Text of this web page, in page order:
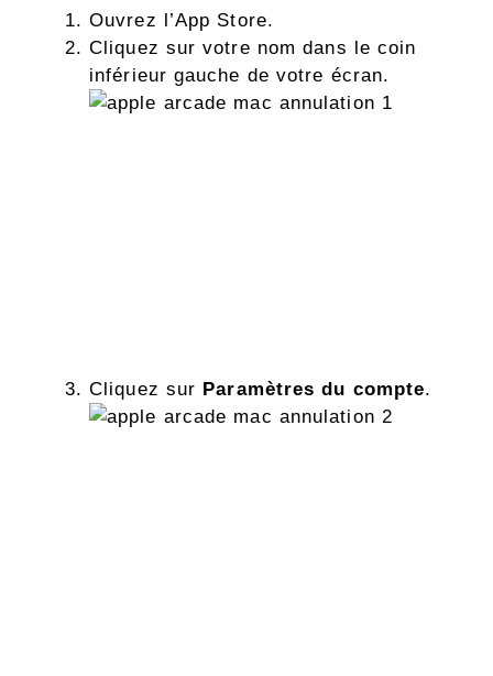
Ouvrez l’App Store.
Cliquez sur votre nom dans le coin
inférieur gauche de votre écran.
Cliquez sur Paramètres du compte.